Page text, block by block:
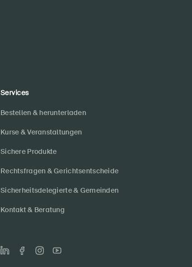
Services
Bestellen & herunterladen
Kurse & Veranstaltungen
Sichere Produkte
Rechtsfragen & Gerichtsentscheide
Sicherheitsdelegierte & Gemeinden
Kontakt & Beratung